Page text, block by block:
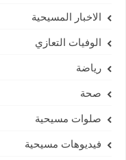
الاخبار المسيحية
الوفيات التعازي
رياضة
صحة
صلوات مسيحية
فيديوهات مسيحية